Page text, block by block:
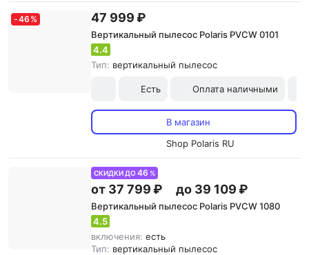
-46 % 47 999 ₽
Вертикальный пылесос Polaris PVCW 0101
4.4
Тип: вертикальный пылесос
Есть Оплата наличными
В магазин
Shop Polaris RU
СКИДКИ ДО46 %
от 37 799 ₽ до 39 109 ₽
Вертикальный пылесос Polaris PVCW 1080
4.5
включения: есть
Тип: вертикальный пылесос